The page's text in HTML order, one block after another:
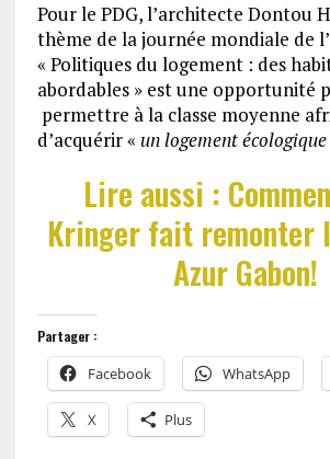
Pour le PDG, l’architecte Dontou
thème de la journée mondiale de
« Politiques du logement : des
abordables » est une opportunité
permettre à la classe moyenne
d’acquérir « un logement
Lire aussi :
Kringer fait remonter
Azur Gabon!
Partager :
Facebook WhatsApp
X Plus